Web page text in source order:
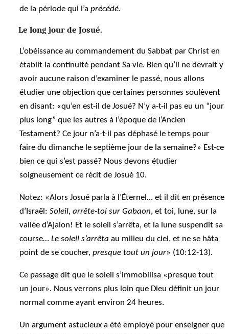
de la période qui l’aprécédé.
Le long jour de Josué.
L’obéissance au commandement du Sabbat par Christ en
établit la continuité pendant Sa vie. Bien qu’il ne devrait y
avoir aucune raison d’examiner le passé, nous allons
étudier une objection que certaines personnes soulèvent
en disant: «qu’en est-il de Josué? N’y a-t-il pas eu un “jour
plus long” que les autres à l’époque de l’Ancien
Testament? Ce jour n’a-t-il pas déphasé le temps pour
faire du dimanche le septième jour de la semaine?» Est-ce
bien ce qui s’est passé? Nous devons étudier
soigneusement ce récit de Josué 10.
Notez: «Alors Josué parla à l’Éternel… et il dit en présence
d’Israël:Soleil, arrête-toi sur Gabaon, et toi, lune, sur la
vallée d’Ajalon! Et le soleil s’arrêta, et la lune suspendit sa
course…Le soleil s’arrêta au milieu du ciel, et ne se hâta
point de se coucher,presque tout un jour» (10:12-13).
Ce passage dit que le soleil s’immobilisa «presque tout
un jour». Nous verrons plus loin que Dieu définit un jour
normal comme ayant environ 24 heures.
Un argument astucieux a été employé pour enseigner que